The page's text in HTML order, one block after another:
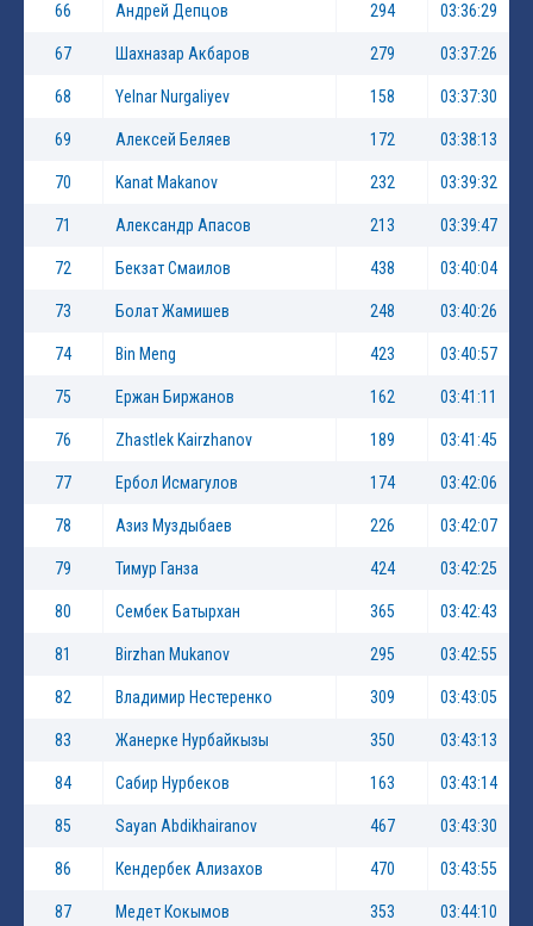
66 Андрей Депцов 294 03:36:29
67 Шахназар Акбаров 279 03:37:26
68 Yelnar Nurgaliyev 158 03:37:30
69 Алексей Беляев 172 03:38:13
70 Kanat Makanov 232 03:39:32
71 Александр Апасов 213 03:39:47
72 Бекзат Смаилов 438 03:40:04
73 Болат Жамишев 248 03:40:26
74 Bin Meng 423 03:40:57
75 Ержан Биржанов 162 03:41:11
76 Zhastlek Kairzhanov 189 03:41:45
77 Ербол Исмагулов 174 03:42:06
78 Азиз Муздыбаев 226 03:42:07
79 Тимур Ганза 424 03:42:25
80 Сембек Батырхан 365 03:42:43
81 Birzhan Mukanov 295 03:42:55
82 Владимир Нестеренко 309 03:43:05
83 Жанерке Нурбайкызы 350 03:43:13
84 Сабир Нурбеков 163 03:43:14
85 Sayan Abdikhairanov 467 03:43:30
86 Кендербек Ализахов 470 03:43:55
87 Медет Кокымов 353 03:44:10